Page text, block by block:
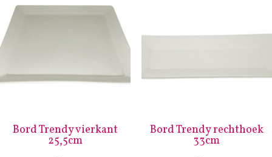
Bord Trendy vierkant
25,5cm
Bord Trendy rechthoek
33cm